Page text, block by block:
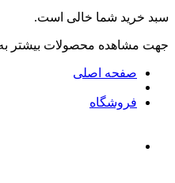
سبد خرید شما خالی است.
جهت مشاهده محصولات بیشتر
صفحه اصلی
فروشگاه